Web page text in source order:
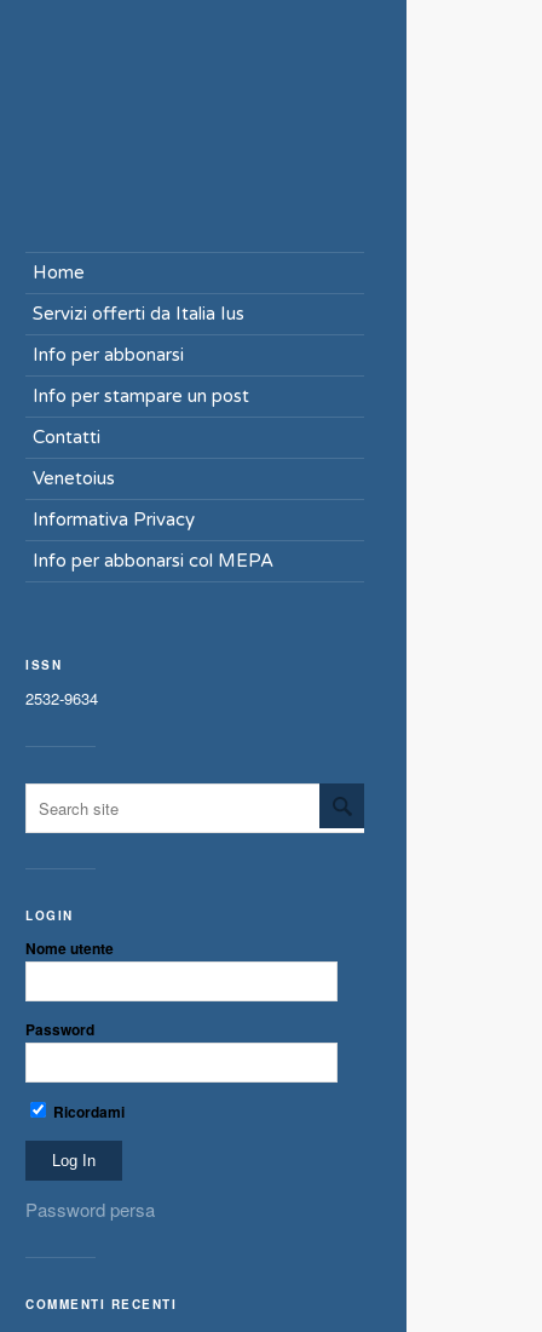
Home
Servizi offerti da Italia Ius
Info per abbonarsi
Info per stampare un post
Contatti
Venetoius
Informativa Privacy
Info per abbonarsi col MEPA
ISSN
2532-9634
LOGIN
Nome utente
Password
Ricordami
Password persa
COMMENTI RECENTI